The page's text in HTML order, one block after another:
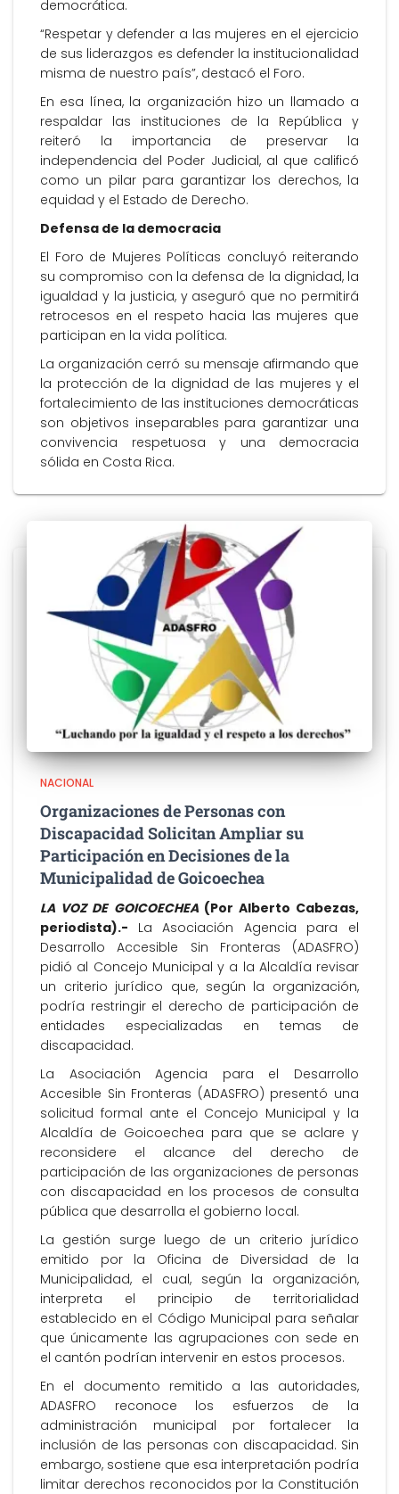
democrática.
“Respetar y defender a las mujeres en el ejercicio
de sus liderazgos es defender la institucionalidad
misma de nuestro país”, destacó el Foro.
En esa línea, la organización hizo un llamado a
respaldar las instituciones de la República y
reiteró la importancia de preservar la
independencia del Poder Judicial, al que calificó
como un pilar para garantizar los derechos, la
equidad y el Estado de Derecho.
Defensa de la democracia
El Foro de Mujeres Políticas concluyó reiterando
su compromiso con la defensa de la dignidad, la
igualdad y la justicia, y aseguró que no permitirá
retrocesos en el respeto hacia las mujeres que
participan en la vida política.
La organización cerró su mensaje afirmando que
la protección de la dignidad de las mujeres y el
fortalecimiento de las instituciones democráticas
son objetivos inseparables para garantizar una
convivencia respetuosa y una democracia
sólida en Costa Rica.
NACIONAL
Organizaciones de Personas con
Discapacidad Solicitan Ampliar su
Participación en Decisiones de la
Municipalidad de Goicoechea
LA VOZ DE GOICOECHEA(Por Alberto Cabezas,
periodista).- La Asociación Agencia para el
Desarrollo Accesible Sin Fronteras (ADASFRO)
pidió al Concejo Municipal y a la Alcaldía revisar
un criterio jurídico que, según la organización,
podría restringir el derecho de participación de
entidades especializadas en temas de
discapacidad.
La Asociación Agencia para el Desarrollo
Accesible Sin Fronteras (ADASFRO) presentó una
solicitud formal ante el Concejo Municipal y la
Alcaldía de Goicoechea para que se aclare y
reconsidere el alcance del derecho de
participación de las organizaciones de personas
con discapacidad en los procesos de consulta
pública que desarrolla el gobierno local.
La gestión surge luego de un criterio jurídico
emitido por la Oficina de Diversidad de la
Municipalidad, el cual, según la organización,
interpreta el principio de territorialidad
establecido en el Código Municipal para señalar
que únicamente las agrupaciones con sede en
el cantón podrían intervenir en estos procesos.
En el documento remitido a las autoridades,
ADASFRO reconoce los esfuerzos de la
administración municipal por fortalecer la
inclusión de las personas con discapacidad. Sin
embargo, sostiene que esa interpretación podría
limitar derechos reconocidos por la Constitución